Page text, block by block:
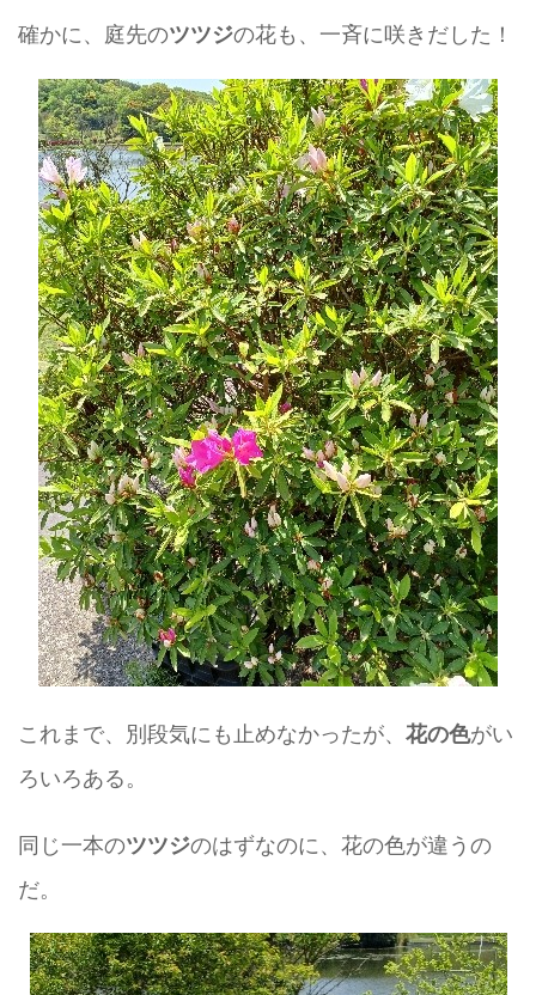
確かに、庭先のツツジの花も、一斉に咲きだした！
これまで、別段気にも止めなかったが、 花の色がい
ろいろある。
同じ一本のツツジのはずなのに、花の色が違うの
だ。